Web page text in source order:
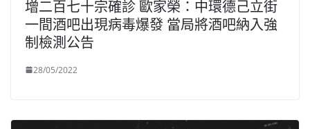
增二百七十宗確診 歐家榮：中環德己立街
一間酒吧出現病毒爆發 當局將酒吧納入強
制檢測公告
28/05/2022